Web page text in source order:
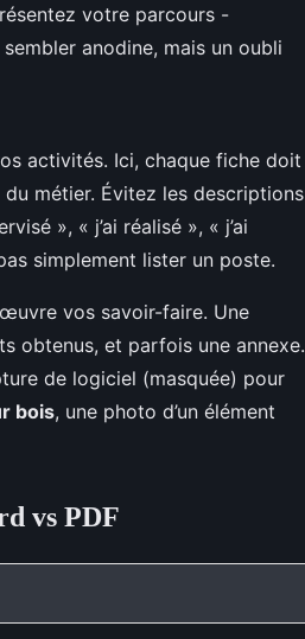
votre parcours -
anodine, mais un oubli
activités. Ici, chaque fiche doit
métier. Évitez les descriptions
», « j’ai réalisé », « j’ai
simplement lister un poste.
vos savoir-faire. Une
obtenus, et parfois une annexe.
de logiciel (masquée) pour
bois, une photo d’un élément
vs PDF